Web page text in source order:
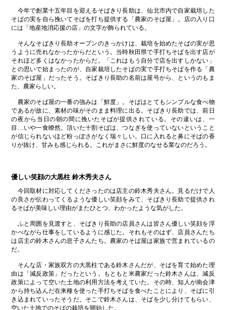
今年で創業十五年目を迎えるそばきり長助は、仙北市内で自家栽培した
そばの実を自ら挽いてそばを打ち提供する「農家のそば屋」。店の入り口
には「地産地消応援の店」の文字が飾られている。
そんなそばきり長助オープンのきっかけは、栽培を始めたそばの実が思
うように売れなかったからだという。当時秋田県で手打ちそばを出す店が
それほど多くはなかったからだ。「これはもう自分で店を出すしかない」
との思いで始まったのが、自家栽培したそばの実で手打ちそばを作る「農
家のそば屋」だったそう。そばきり長助の名前は屋号から、というのもま
た、農家らしい。
農家のそば屋の一番の強みは「鮮度」。そばはとてもシンプルな食べ物
であるが故に、素材の味がそのまま料理に出る。そばきり長助では、前日
の夜から当日の朝の間に挽いたそばが提供されている。その違いは、一
目…いや一食瞭然。頂いた十割そばは、つなぎを使っていないということ
が信じられないほど粉っぽさがなく瑞々しい。口に入れると鼻にそばの香
りが抜け、甘みも感じられる。これがまさに鮮度のなせる業なのだろう。
優しい笑顔の大黒柱 鈴木秀夫さん
今回取材に対応してくださったのは店主の鈴木秀夫さん。見るだけで人
の良さが伝わってくるような優しい笑顔をみて、そばきり長助で提供され
るそばが美味しい理由がまたひとつ、わかったような気がした。
ふと周囲を見渡すと、そばきり長助の店員さんは皆さん優しい笑顔を浮
かべながら仕事をしているように感じた。それもそのはず、店員さんたち
は店主の鈴木さんの息子さんたち。農家のそば屋は家族で営まれているの
だ。
そんな店・家族双方の大黒柱である鈴木さんだが、そばを育て始めた理
由は「減反政策」だったという。もともと米農家だった鈴木さんは、減反
政策によって空いた土地の利用方法を考えていた。その時、知人が南会津
から持ち込んだ在来種を使った手打ちそばを食べたことにより、そばに引
き込まれていったそうだ。そこで鈴木さんは、そばを少し分けてもらい、
空いた土地でのそばの栽培を開始した。